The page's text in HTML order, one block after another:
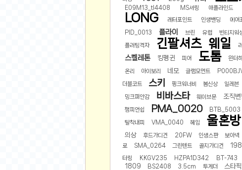
스키&보드
스쿠버 다이빙
윈드서핑&서핑
E09M13_tl4408 MS셔링 애플라인드
LONG 레터포인트 인생밴딩 에어
PID_0013 플라이 브린 유럽 빈티지워
플러팅격자 긴팔셔츠 웨일
스켈레톤 킹펭귄 피어 도톰 윈터
온리 아이보리 네모 글램모먼트
더블코트 스키 핑크워너비 봄신상 일레븐
밍크퍼안감 비바스타 웨이브문 조직변
챔피언쉽 PMA_0020 BTB_5003
탈착내피 VMA_0040 헤임 울혼방
의상 후드가디건 20FW 인생스판 보아넥
로
SMA_0264 그린텐트 골지가디건
터링 KKGV235 HZPA1D342 BT-743
1809 BS2408 3.5cm 투게더 스타픽